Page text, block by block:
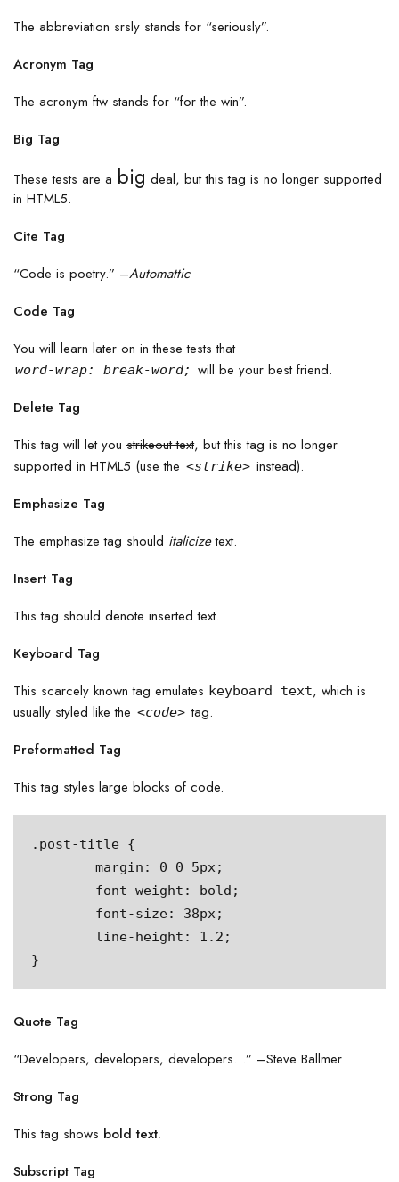
The abbreviation srsly stands for “seriously”.
Acronym Tag
The acronym ftw stands for “for the win”.
Big Tag
These tests are a big deal, but this tag is no longer supported
in HTML5.
Cite Tag
“Code is poetry.” –Automattic
Code Tag
You will learn later on in these tests that
word-wrap: break-word; will be your best friend.
Delete Tag
This tag will let you strikeout text, but this tag is no longer
supported in HTML5 (use the <strike> instead).
Emphasize Tag
The emphasize tag should italicizetext.
Insert Tag
This tag should denote inserted text.
Keyboard Tag
This scarcely known tag emulates keyboard text, which is
usually styled like the <code> tag.
Preformatted Tag
This tag styles large blocks of code.
.post-title {
}
Quote Tag
Developers, developers, developers…
–Steve Ballmer
Strong Tag
This tag shows bold text.
Subscript Tag